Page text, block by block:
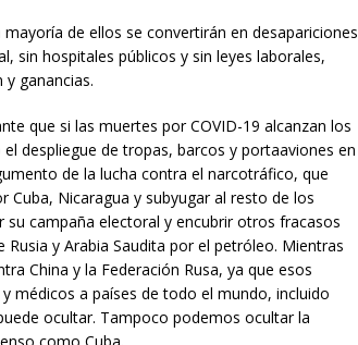
de ellos se convertirán en desapariciones
sin hospitales públicos y sin leyes laborales,
ganancias.
que si las muertes por COVID-19 alcanzan los
despliegue de tropas, barcos y portaaviones en
de la lucha contra el narcotráfico, que
Cuba, Nicaragua y subyugar al resto de los
campaña electoral y encubrir otros fracasos
y Arabia Saudita por el petróleo. Mientras
China y la Federación Rusa, ya que esos
médicos a países de todo el mundo, incluido
ocultar. Tampoco podemos ocultar la